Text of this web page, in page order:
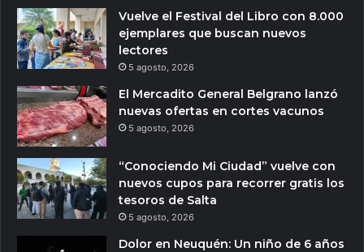
Vuelve el Festival del Libro con 8.000
ejemplares que buscan nuevos
lectores
5 agosto, 2026
El Mercadito General Belgrano lanzó
nuevas ofertas en cortes vacunos
5 agosto, 2026
“Conociendo Mi Ciudad” vuelve con
nuevos cupos para recorrer gratis los
tesoros de Salta
5 agosto, 2026
Dolor en Neuquén: Un niño de 6 años